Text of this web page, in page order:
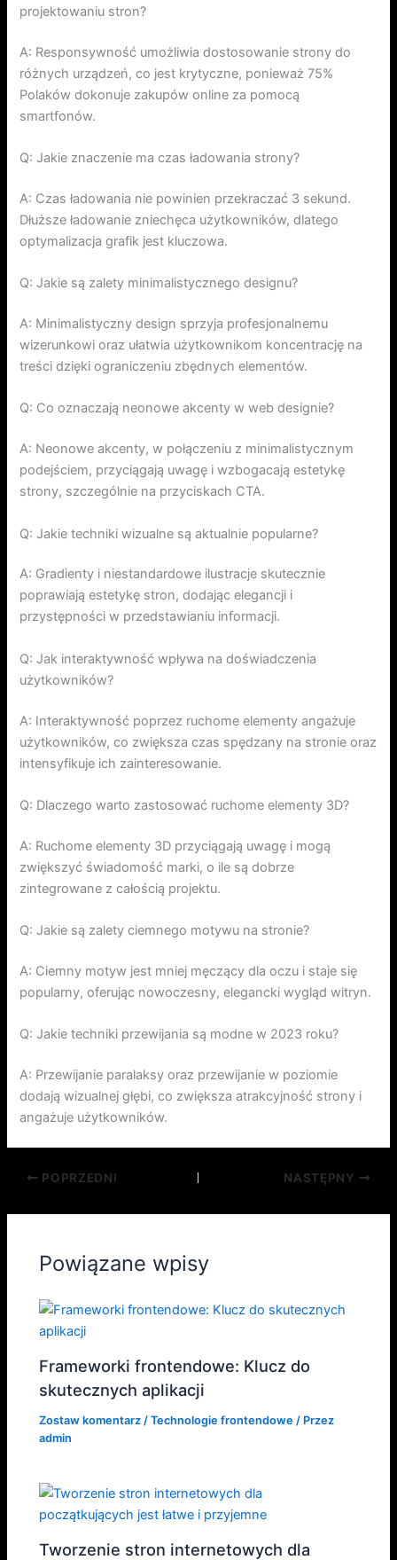
projektowaniu stron?
A: Responsywność umożliwia dostosowanie strony do
różnych urządzeń, co jest krytyczne, ponieważ 75%
Polaków dokonuje zakupów online za pomocą
smartfonów.
Q: Jakie znaczenie ma czas ładowania strony?
A: Czas ładowania nie powinien przekraczać 3 sekund.
Dłuższe ładowanie zniechęca użytkowników, dlatego
optymalizacja grafik jest kluczowa.
Q: Jakie są zalety minimalistycznego designu?
A: Minimalistyczny design sprzyja profesjonalnemu
wizerunkowi oraz ułatwia użytkownikom koncentrację na
treści dzięki ograniczeniu zbędnych elementów.
Q: Co oznaczają neonowe akcenty w web designie?
A: Neonowe akcenty, w połączeniu z minimalistycznym
podejściem, przyciągają uwagę i wzbogacają estetykę
strony, szczególnie na przyciskach CTA.
Q: Jakie techniki wizualne są aktualnie popularne?
A: Gradienty i niestandardowe ilustracje skutecznie
poprawiają estetykę stron, dodając elegancji i
przystępności w przedstawianiu informacji.
Q: Jak interaktywność wpływa na doświadczenia
użytkowników?
A: Interaktywność poprzez ruchome elementy angażuje
użytkowników, co zwiększa czas spędzany na stronie oraz
intensyfikuje ich zainteresowanie.
Q: Dlaczego warto zastosować ruchome elementy 3D?
A: Ruchome elementy 3D przyciągają uwagę i mogą
zwiększyć świadomość marki, o ile są dobrze
zintegrowane z całością projektu.
Q: Jakie są zalety ciemnego motywu na stronie?
A: Ciemny motyw jest mniej męczący dla oczu i staje się
popularny, oferując nowoczesny, elegancki wygląd witryn.
Q: Jakie techniki przewijania są modne w 2023 roku?
A: Przewijanie paralaksy oraz przewijanie w poziomie
dodają wizualnej głębi, co zwiększa atrakcyjność strony i
angażuje użytkowników.
POPRZEDNI NASTĘPNY
Powiązane wpisy
Frameworki frontendowe: Klucz do
skutecznych aplikacji
Zostaw komentarz /Technologie frontendowe / Przez
admin
Tworzenie stron internetowych dla